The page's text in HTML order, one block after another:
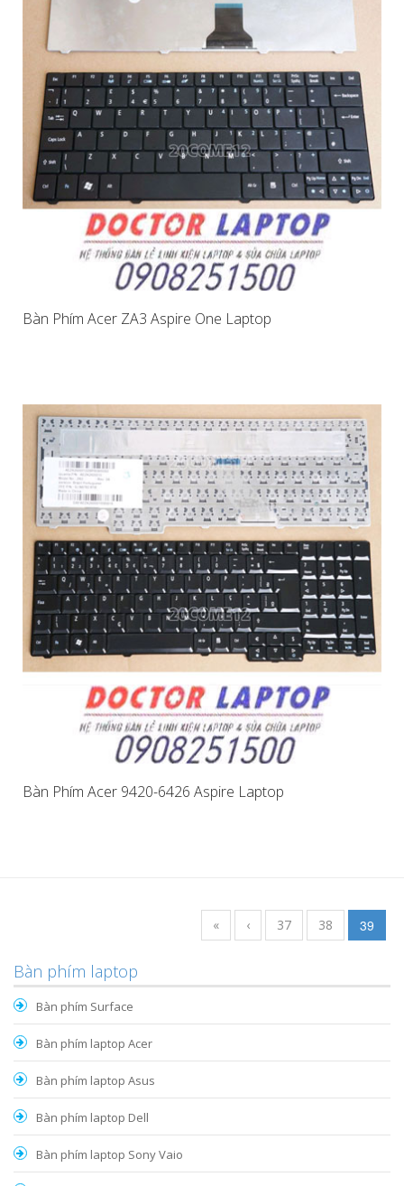
Bàn Phím Acer ZA3 Aspire One Laptop
Bàn Phím Acer 9420-6426 Aspire Laptop
« ‹ 37 38 39
Bàn phím laptop
Bàn phím Surface
Bàn phím laptop Acer
Bàn phím laptop Asus
Bàn phím laptop Dell
Bàn phím laptop Sony Vaio